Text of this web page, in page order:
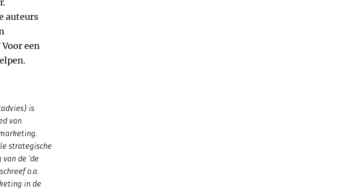
auteurs
een
is
van
strategische
de ‘de
o.a.
in de